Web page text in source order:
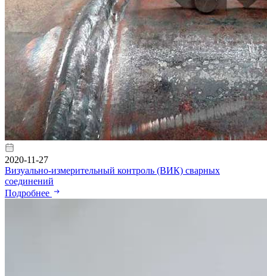
2020-11-27
Визуально-измерительный контроль (ВИК) сварных
соединений
Подробнее